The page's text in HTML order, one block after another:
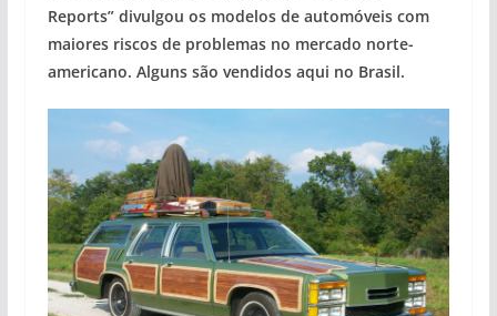
Reports” divulgou os modelos de automóveis com
maiores riscos de problemas no mercado norte-
americano. Alguns são vendidos aqui no Brasil.